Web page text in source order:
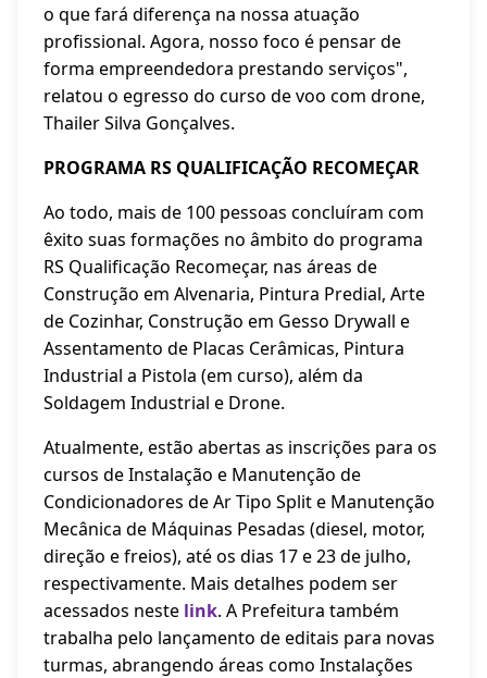
o que fará diferença na nossa atuação
profissional. Agora, nosso foco é pensar de
forma empreendedora prestando serviços",
relatou o egresso do curso de voo com drone,
Thailer Silva Gonçalves.
PROGRAMA RS QUALIFICAÇÃO RECOMEÇAR
Ao todo, mais de 100 pessoas concluíram com
êxito suas formações no âmbito do programa
RS Qualificação Recomeçar, nas áreas de
Construção em Alvenaria, Pintura Predial, Arte
de Cozinhar, Construção em Gesso Drywall e
Assentamento de Placas Cerâmicas, Pintura
Industrial a Pistola (em curso), além da
Soldagem Industrial e Drone.
Atualmente, estão abertas as inscrições para os
cursos de Instalação e Manutenção de
Condicionadores de Ar Tipo Split e Manutenção
Mecânica de Máquinas Pesadas (diesel, motor,
direção e freios), até os dias 17 e 23 de julho,
respectivamente. Mais detalhes podem ser
acessados neste link. A Prefeitura também
trabalha pelo lançamento de editais para novas
turmas, abrangendo áreas como Instalações